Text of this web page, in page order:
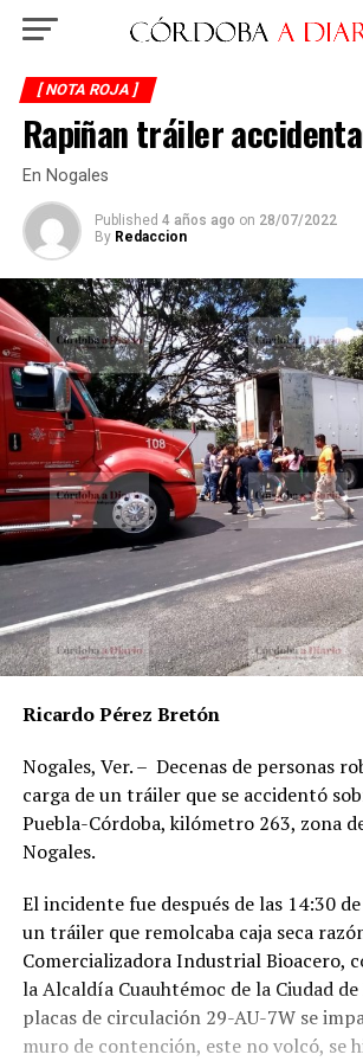
[ NOTA ROJA ]
Rapiñan tráiler
En Nogales
Published 4 años ago on 28/07/2022
By Redaccion
Ricardo Pérez Bretón
Nogales, Ver. – Decenas de personas
carga de un tráiler que se accidentó
Puebla-Córdoba, kilómetro 263, zona
Nogales.
El incidente fue después de las 14:30
un tráiler que remolcaba caja seca
Comercializadora Industrial Bioacero,
la Alcaldía Cuauhtémoc de la Ciudad
placas de circulación 29-AU-7W se
muro de contención, este no volcó, se